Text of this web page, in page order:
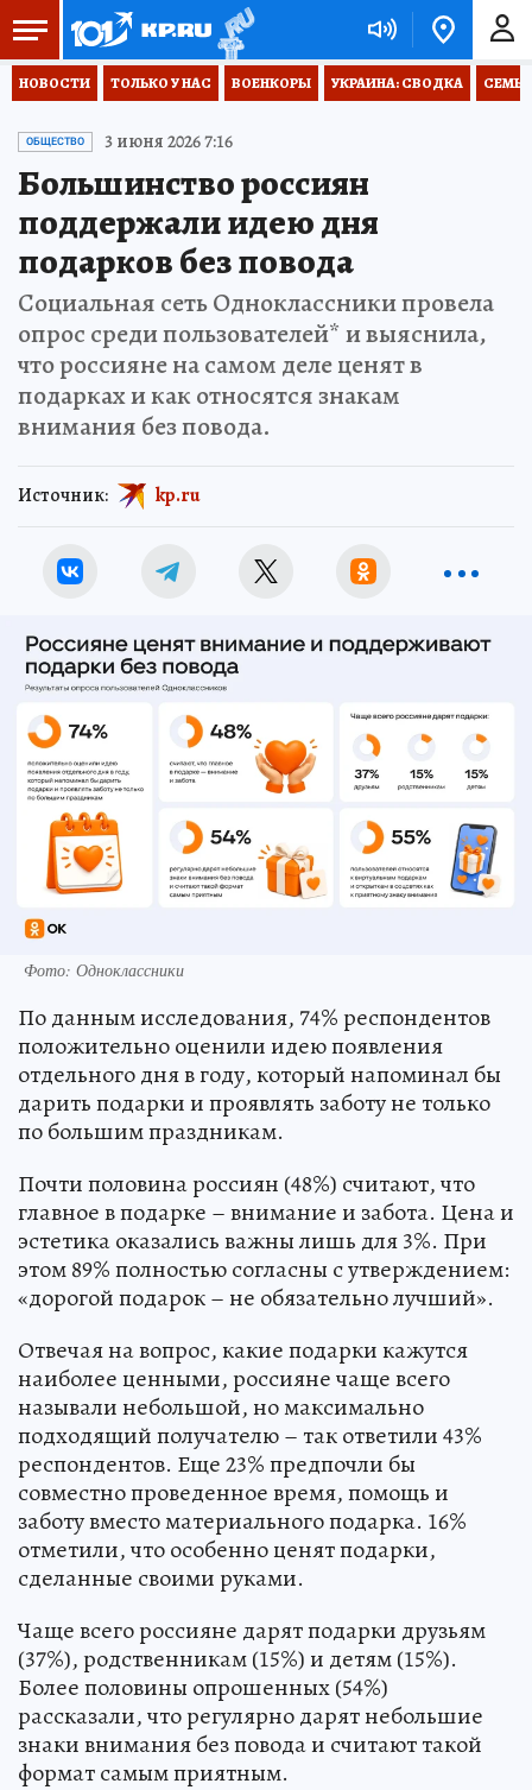
НОВОСТИ ТОЛЬКО У НАС ВОЕНКОРЫ УКРАИНА: СВОДКА
ОБЩЕСТВО 3 июня 2026 7:16
Большинство россиян
поддержали идею дня
подарков без повода
Социальная сеть Одноклассники провела
опрос среди пользователей* и выяснила,
что россияне на самом деле ценят в
подарках и как относятся знакам
внимания без повода.
Источник: kp.ru
Фото: Одноклассники
По данным исследования, 74% респондентов
положительно оценили идею появления
отдельного дня в году, который напоминал бы
дарить подарки и проявлять заботу не только
по большим праздникам.
Почти половина россиян (48%) считают, что
главное в подарке – внимание и забота. Цена и
эстетика оказались важны лишь для 3%. При
этом 89% полностью согласны с утверждением:
«дорогой подарок – не обязательно лучший».
Отвечая на вопрос, какие подарки кажутся
наиболее ценными, россияне чаще всего
называли небольшой, но максимально
подходящий получателю – так ответили 43%
респондентов. Еще 23% предпочли бы
совместно проведенное время, помощь и
заботу вместо материального подарка. 16%
отметили, что особенно ценят подарки,
сделанные своими руками.
Чаще всего россияне дарят подарки друзьям
(37%), родственникам (15%) и детям (15%).
Более половины опрошенных (54%)
рассказали, что регулярно дарят небольшие
знаки внимания без повода и считают такой
формат самым приятным.